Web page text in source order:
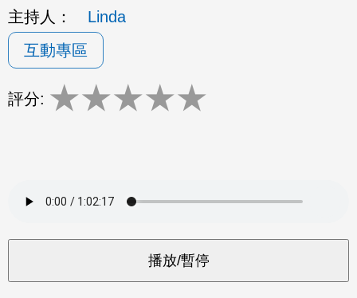
主持人：
Linda
互動專區
評分: ★★★★★